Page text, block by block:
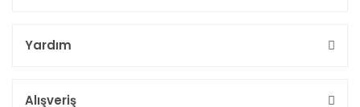
Yardım
Alışveriş